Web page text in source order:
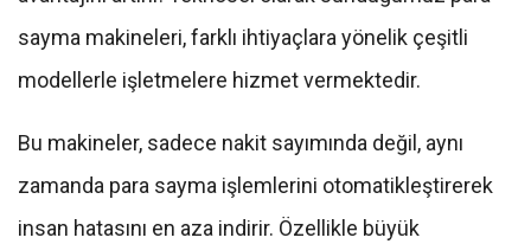
sayma makineleri, farklı ihtiyaçlara yönelik çeşitli
modellerle işletmelere hizmet vermektedir.
Bu makineler, sadece nakit sayımında değil, aynı
zamanda para sayma işlemlerini otomatikleştirerek
insan hatasını en aza indirir. Özellikle büyük